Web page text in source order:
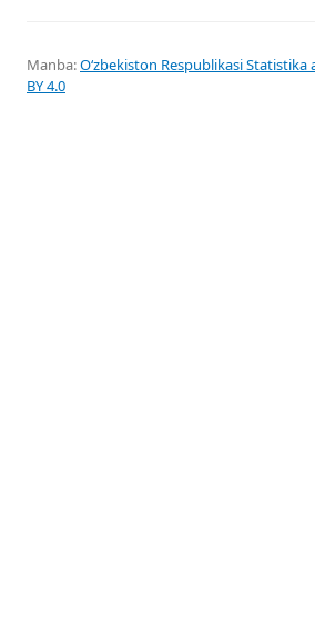
Manba:Oʻzbekiston Respublikasi Statistika
BY 4.0